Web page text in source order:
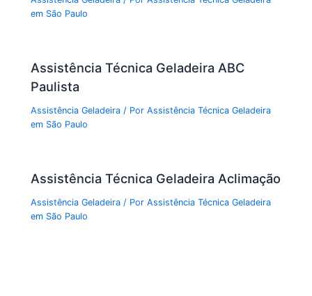
em São Paulo
Assistência Técnica Geladeira ABC
Paulista
Assistência Geladeira / PorAssistência Técnica Geladeira
em São Paulo
Assistência Técnica Geladeira Aclimação
Assistência Geladeira / PorAssistência Técnica Geladeira
em São Paulo